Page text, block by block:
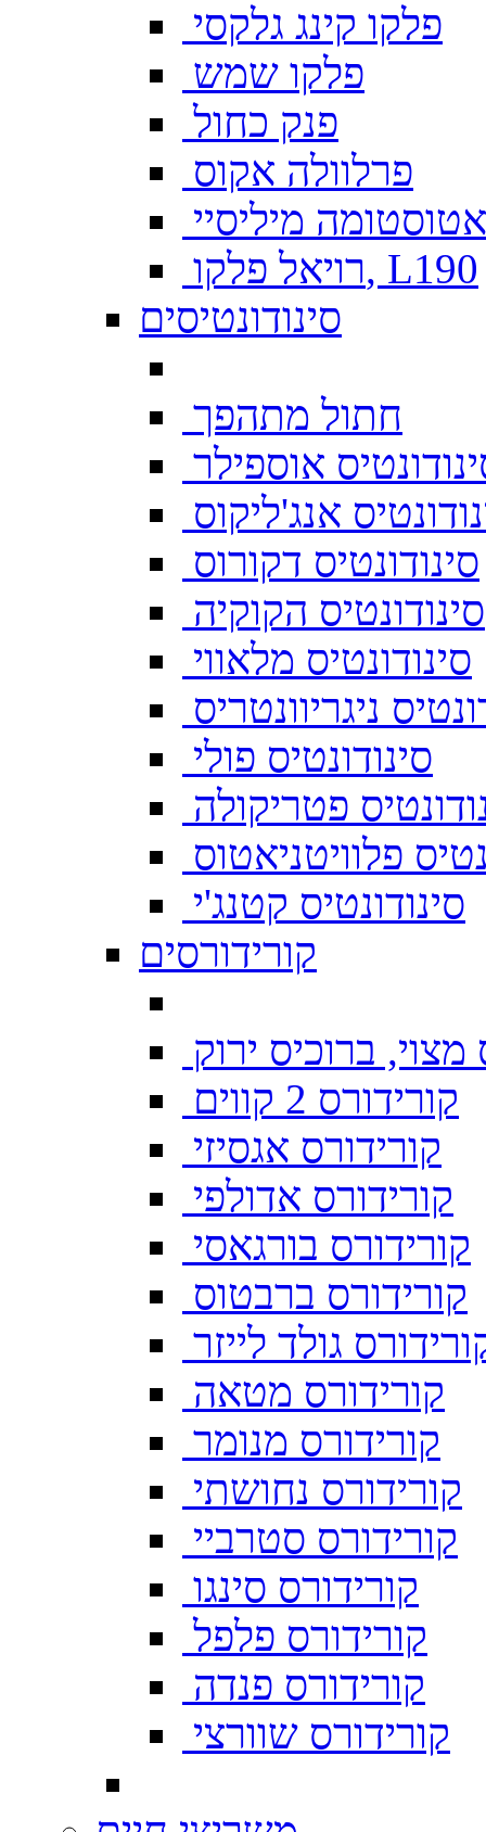
פלקו קינג גלקסי
פלקו שמש
פנק כחול
פרלוולה אקוס
מיליסיי
רויאל פלקו, L190
סינודונטיסים
חתול מתהפך
אוספילר
אנג'ליקוס
סינודונטיס דקורוס
סינודונטיס הקוקיה
סינודונטיס מלאווי
ניגריוונטריס
סינודונטיס פולי
פטריקולה
פלוויטניאטוס
סינודונטיס קטנג'י
קורידורסים
מצוי, ברוכיס ירוק
קורידורס 2 קווים
קורידורס אגסיזי
קורידורס אדולפי
קורידורס בורגאסי
קורידורס ברבטוס
גולד לייזר
קורידורס מטאה
קורידורס מנומר
קורידורס נחושתי
קורידורס סטרביי
קורידורס סינגו
קורידורס פלפל
קורידורס פנדה
קורידורס שוורצי